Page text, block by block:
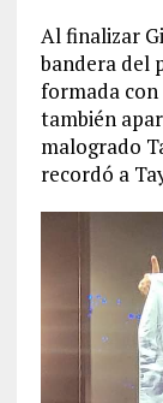
Al finalizar
bandera del
formada con
también
malogrado
recordó a